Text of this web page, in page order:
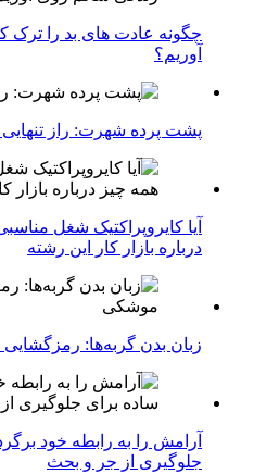
چگونه عادت‌ های بد را ترک
آوریم؟
پشت پرده شهرت: راز تنهایی
آیا کایروپراکتیک شغل
درباره بازار کار این رشته
زبان بدن گربه‌ها:
آرامش را به رابطه خود
جلوگیری از جر و بحث